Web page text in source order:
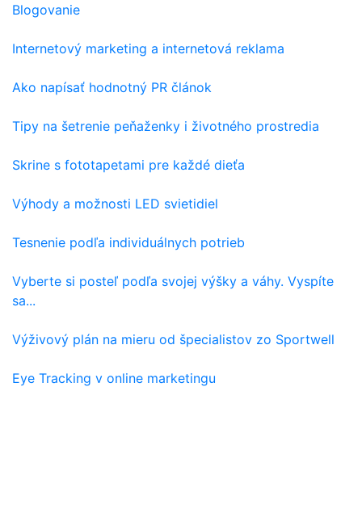
Blogovanie
Internetový marketing a internetová reklama
Ako napísať hodnotný PR článok
Tipy na šetrenie peňaženky i životného prostredia
Skrine s fototapetami pre každé dieťa
Výhody a možnosti LED svietidiel
Tesnenie podľa individuálnych potrieb
Vyberte si posteľ podľa svojej výšky a váhy. Vyspíte
sa...
Výživový plán na mieru od špecialistov zo Sportwell
Eye Tracking v online marketingu